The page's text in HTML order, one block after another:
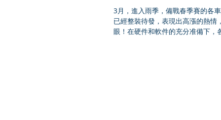
3月，進入雨季，備戰春季賽的各
已經整裝待發，表現出高漲的熱
眼！在硬件和軟件的充分准備下，